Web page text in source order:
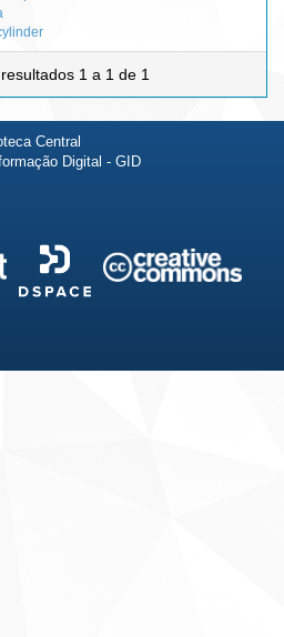
1 a 1 de 1
Central
Digital - GID